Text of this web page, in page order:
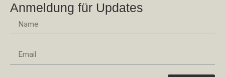
Anmeldung für Updates